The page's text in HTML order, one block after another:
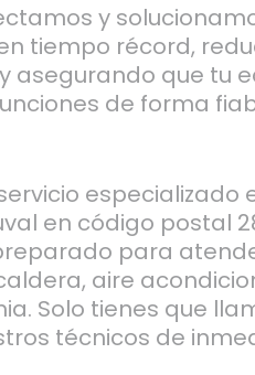
y
tiempo récord,
asegurando que tu
de forma
especializado
en código postal
para
aire
Solo tienes que
técnicos de